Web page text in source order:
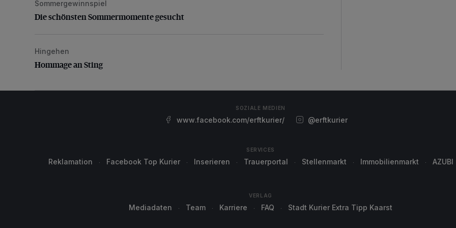
Die schönsten Sommermomente gesucht
Sommergewinnspiel
Die schönsten Sommermomente gesucht
Hommage an Sting
Hingehen
Hommage an Sting
SOZIALE MEDIEN
www.facebook.com/erftkurier/ @erftkurier
SERVICES
Reklamation Facebook Top Kurier Inserieren Trauerportal Stellenmarkt Immobilienmarkt AZUBI
VERLAG
Mediadaten Team Karriere FAQ Stadt Kurier Extra Tipp Kaarst